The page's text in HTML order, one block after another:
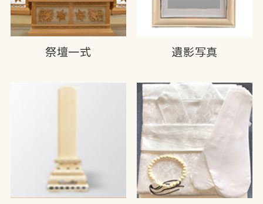
祭壇一式 遺影写真